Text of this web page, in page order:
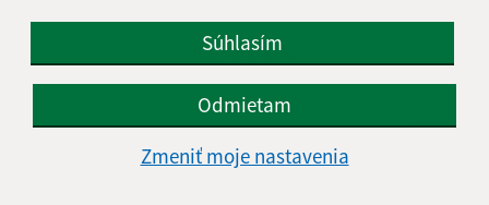
Súhlasím
Odmietam
Zmeniť moje nastavenia
IČO: 00323799